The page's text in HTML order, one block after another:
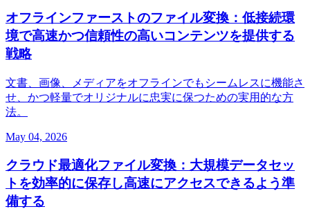
オフラインファーストのファイル変換：低接続環
境で高速かつ信頼性の高いコンテンツを提供する
戦略
文書、画像、メディアをオフラインでもシームレスに機能さ
せ、かつ軽量でオリジナルに忠実に保つための実用的な方
法。
May 04, 2026
クラウド最適化ファイル変換：大規模データセッ
トを効率的に保存し高速にアクセスできるよう準
備する